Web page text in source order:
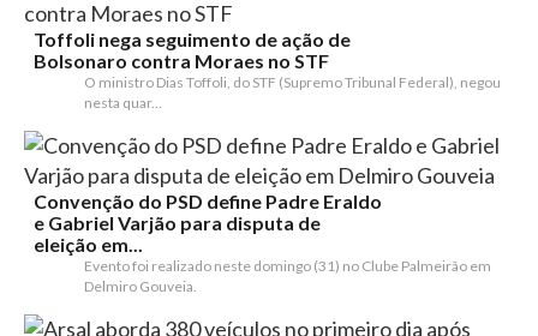
Toffoli nega seguimento de ação de
Bolsonaro contra Moraes no STF
O ministro Dias Toffoli, do STF (Supremo Tribunal Federal), negou
nesta quar...
Convenção do PSD define Padre Eraldo
e Gabriel Varjão para disputa de
eleição em...
Evento foi realizado neste domingo (31) no Clube Palmeirão em
Delmiro Gouveia.